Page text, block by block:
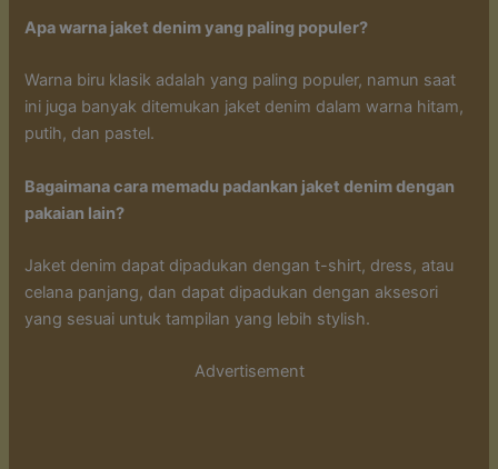
Apa warna jaket denim yang paling populer?
Warna biru klasik adalah yang paling populer, namun saat
ini juga banyak ditemukan jaket denim dalam warna hitam,
putih, dan pastel.
Bagaimana cara memadu padankan jaket denim dengan
pakaian lain?
Jaket denim dapat dipadukan dengan t-shirt, dress, atau
celana panjang, dan dapat dipadukan dengan aksesori
yang sesuai untuk tampilan yang lebih stylish.
Advertisement